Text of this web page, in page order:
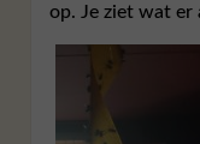
op. Je ziet wat er